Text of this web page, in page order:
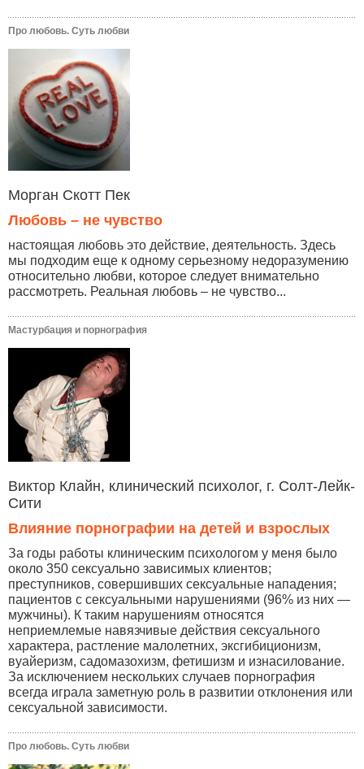
Про любовь. Суть любви
Морган Скотт Пек
Любовь – не чувство
настоящая любовь это действие, деятельность. Здесь
мы подходим еще к одному серьезному недоразумению
относительно любви, которое следует внимательно
рассмотреть. Реальная любовь – не чувство...
Мастурбация и порнография
Виктор Клайн, клинический психолог, г. Солт-Лейк-
Сити
Влияние порнографии на детей и взрослых
За годы работы клиническим психологом у меня было
около 350 сексуально зависимых клиентов;
преступников, совершивших сексуальные нападения;
пациентов с сексуальными нарушениями (96% из них —
мужчины). К таким нарушениям относятся
неприемлемые навязчивые действия сексуального
характера, растление малолетних, эксгибиционизм,
вуайеризм, садомазохизм, фетишизм и изнасилование.
За исключением нескольких случаев порнография
всегда играла заметную роль в развитии отклонения или
сексуальной зависимости.
Про любовь. Суть любви